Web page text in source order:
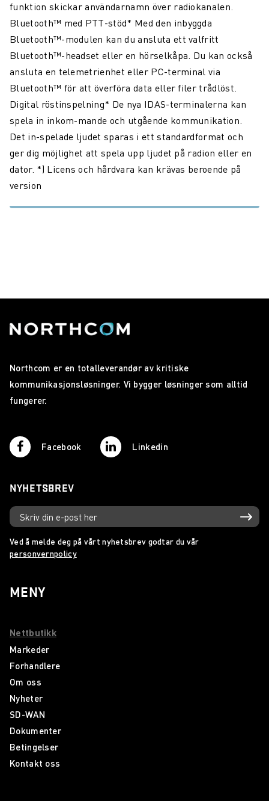
funktion skickar användarnamn över radiokanalen.
Bluetooth™ med PTT-stöd* Med den inbyggda
Bluetooth™-modulen kan du ansluta ett valfritt
Bluetooth™-headset eller en hörselkåpa. Du kan också
ansluta en telemetrienhet eller PC-terminal via
Bluetooth™ för att överföra data eller filer trådlöst.
Digital röstinspelning* De nya IDAS-terminalerna kan
spela in inkom-mande och utgående kommunikation.
Det in-spelade ljudet sparas i ett standardformat och
ger dig möjlighet att spela upp ljudet på radion eller en
dator. *) Licens och hårdvara kan krävas beroende på
version
Northcom er en totalleverandør av kritiske
kommunikasjonsløsninger. Vi bygger løsninger som alltid
fungerer.
Facebook Linkedin
NYHETSBREV
Ved å melde deg på vårt nyhetsbrev godtar du vår
personvernpolicy
MENY
Nettbutikk
Markeder
Forhandlere
Om oss
Nyheter
SD-WAN
Dokumenter
Betingelser
Kontakt oss